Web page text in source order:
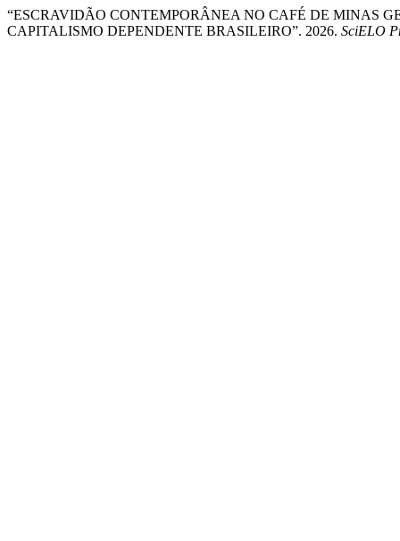
“ESCRAVIDÃO CONTEMPORÂNEA NO CAFÉ DE MINAS
CAPITALISMO DEPENDENTE BRASILEIRO”. 2026. SciELO